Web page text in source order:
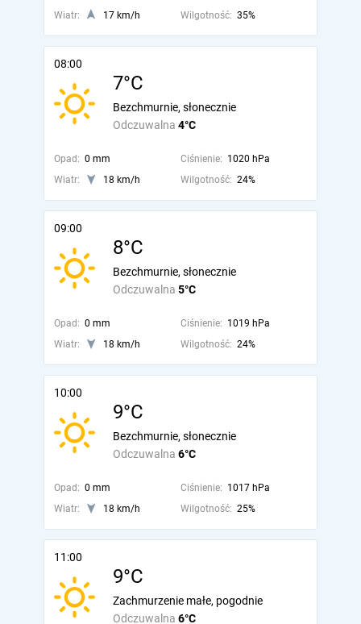
Wiatr: 17 km/h Wilgotność: 35%
08:00
7°C
Odczuwalna 4°C
Bezchmurnie, słonecznie
Opad: 0 mm Ciśnienie: 1020 hPa
Wiatr:
18 km/h Wilgotność: 24%
09:00
8°C
Odczuwalna 5°C
Bezchmurnie, słonecznie
Opad: 0 mm Ciśnienie: 1019 hPa
Wiatr:
18 km/h Wilgotność: 24%
10:00
9°C
Odczuwalna 6°C
Bezchmurnie, słonecznie
Opad: 0 mm Ciśnienie: 1017 hPa
Wiatr:
18 km/h Wilgotność: 25%
11:00
9°C
Odczuwalna 6°C
Zachmurzenie małe, pogodnie